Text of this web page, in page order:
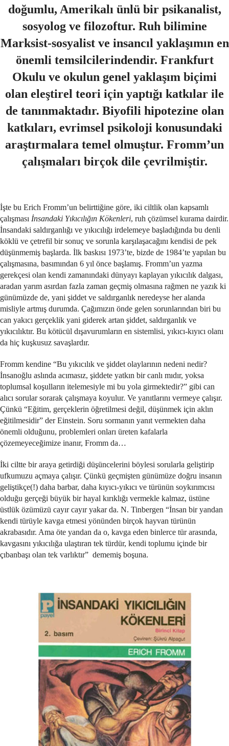
doğumlu, Amerikalı ünlü bir psikanalist,
sosyolog ve filozoftur. Ruh bilimine
Marksist-sosyalist ve insancıl yaklaşımın en
önemli temsilcilerindendir. Frankfurt
Okulu ve okulun genel yaklaşım biçimi
olan eleştirel teori için yaptığı katkılar ile
de tanınmaktadır. Biyofili hipotezine olan
katkıları, evrimsel psikoloji konusundaki
araştırmalara temel olmuştur. Fromm’un
çalışmaları birçok dile çevrilmiştir.
İşte bu Erich Fromm’un belirttiğine göre, iki ciltlik olan kapsamlı
çalışması İnsandaki Yıkıcılığın Kökenleri, ruh çözümsel kurama dairdir.
İnsandaki saldırganlığı ve yıkıcılığı irdelemeye başladığında bu denli
köklü ve çetrefil bir sonuç ve sorunla karşılaşacağını kendisi de pek
düşünmemiş başlarda. İlk baskısı 1973’te, bizde de 1984’te yapılan bu
çalışmasına, basımından 6 yıl önce başlamış. Fromm’un yazma
gerekçesi olan kendi zamanındaki dünyayı kaplayan yıkıcılık dalgası,
aradan yarım asırdan fazla zaman geçmiş olmasına rağmen ne yazık ki
günümüzde de, yani şiddet ve saldırganlık neredeyse her alanda
misliyle artmış durumda. Çağımızın önde gelen sorunlarından biri bu
can yakıcı gerçeklik yani giderek artan şiddet, saldırganlık ve
yıkıcılıktır. Bu kötücül dışavurumların en sistemlisi, yıkıcı-kıyıcı olanı
da hiç kuşkusuz savaşlardır.
Fromm kendine “Bu yıkıcılık ve şiddet olaylarının nedeni nedir?
İnsanoğlu aslında acımasız, şiddete yatkın bir canlı mıdır, yoksa
toplumsal koşulların itelemesiyle mi bu yola girmektedir?” gibi can
alıcı sorular sorarak çalışmaya koyulur. Ve yanıtlarını vermeye çalışır.
Çünkü “Eğitim, gerçeklerin öğretilmesi değil, düşünmek için aklın
eğitilmesidir” der Einstein. Soru sormanın yanıt vermekten daha
önemli olduğunu, problemleri onları üreten kafalarla
çözemeyeceğimize inanır, Fromm da…
İki ciltte bir araya getirdiği düşüncelerini böylesi sorularla geliştirip
ufkumuzu açmaya çalışır. Çünkü geçmişten günümüze doğru insanın
geliştikçe(!) daha barbar, daha kıyıcı-yıkıcı ve türünün soykırımcısı
olduğu gerçeği büyük bir hayal kırıklığı vermekle kalmaz, üstüne
üstlük özümüzü cayır cayır yakar da. N. Tinbergen “İnsan bir yandan
kendi türüyle kavga etmesi yönünden birçok hayvan türünün
akrabasıdır. Ama öte yandan da o, kavga eden binlerce tür arasında,
kavgasını yıkıcılığa ulaştıran tek türdür, kendi toplumu içinde bir
çıbanbaşı olan tek varlıktır” dememiş boşuna.